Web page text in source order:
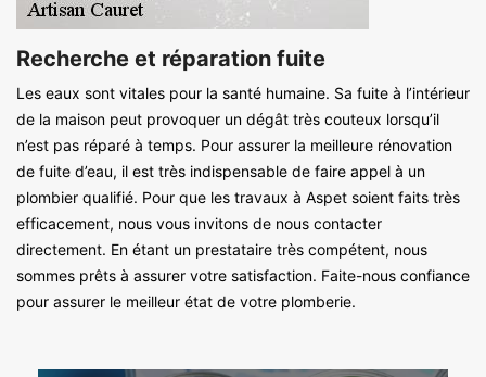
Recherche et réparation fuite
Les eaux sont vitales pour la santé humaine. Sa fuite à l’intérieur
de la maison peut provoquer un dégât très couteux lorsqu’il
n’est pas réparé à temps. Pour assurer la meilleure rénovation
de fuite d’eau, il est très indispensable de faire appel à un
plombier qualifié. Pour que les travaux à Aspet soient faits très
efficacement, nous vous invitons de nous contacter
directement. En étant un prestataire très compétent, nous
sommes prêts à assurer votre satisfaction. Faite-nous confiance
pour assurer le meilleur état de votre plomberie.